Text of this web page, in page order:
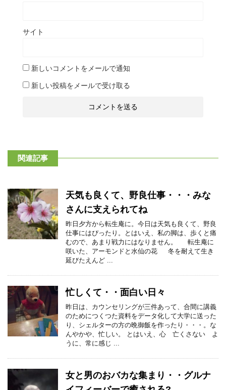
サイト
新しいコメントをメールで通知
新しい投稿をメールで受け取る
関連記事
天気も良くて、野良仕事・・・みな
さんに支えられてね
昨日夕方から転生庵に。今日は天気も良くて、野良
仕事にはぴったり。とはいえ、私の脚は、歩くと痛
むので、あまり戦力にはなりません。 転生庵に
咲いた、アーモンドと水仙の花 冬を耐えて生き
延びたえんど ...
忙しくて・・面白い日々
昨日は、カウンセリングが三件あって、合間に講義
のためにつくつた資料をデータ化して大学に送った
り、シェルターの方の晩御飯を作ったり・・・。な
んやかや、忙しい。 とはいえ、心 亡くさない よ
うに、常に感じ ...
女と男のおバカな集まり・・グルナ